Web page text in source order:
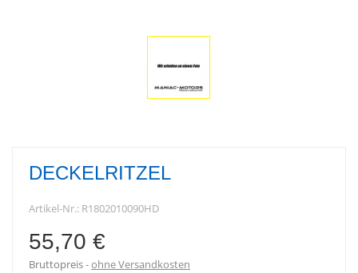
DECKELRITZEL
Artikel-Nr.: R1802010090HD
55,70 €
Bruttopreis ohne Versandkosten